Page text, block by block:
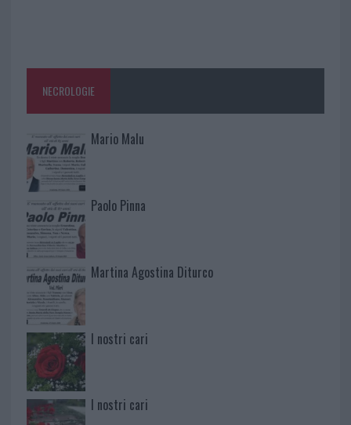
NECROLOGIE
Mario Malu
Paolo Pinna
Martina Agostina Diturco
I nostri cari
I nostri cari